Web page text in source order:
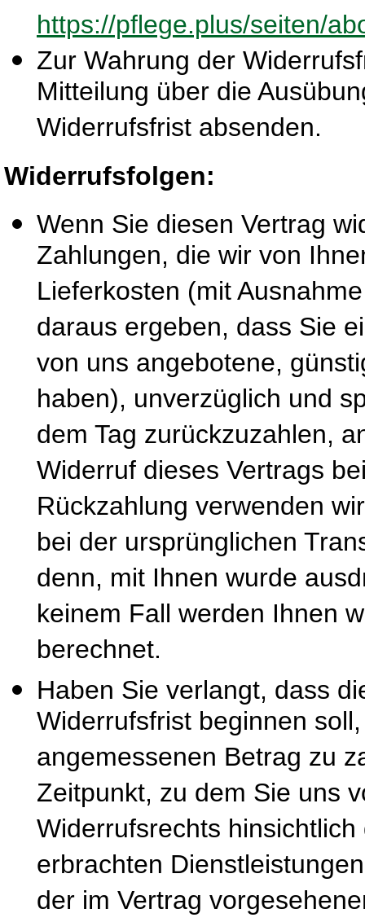
https://pflege.plus/seiten/
Zur Wahrung der
Mitteilung über die
Widerrufsfrist absenden.
Widerrufsfolgen:
Wenn Sie diesen Vertrag
Zahlungen, die wir von
Lieferkosten (mit
daraus ergeben, dass Sie
von uns angebotene,
haben), unverzüglich und
dem Tag zurückzuzahlen,
Widerruf dieses Vertrags
Rückzahlung verwenden
bei der ursprünglichen
denn, mit Ihnen wurde
keinem Fall werden Ihnen
berechnet.
Haben Sie verlangt, dass
Widerrufsfrist beginnen
angemessenen Betrag zu
Zeitpunkt, zu dem Sie uns
Widerrufsrechts
erbrachten
der im Vertrag